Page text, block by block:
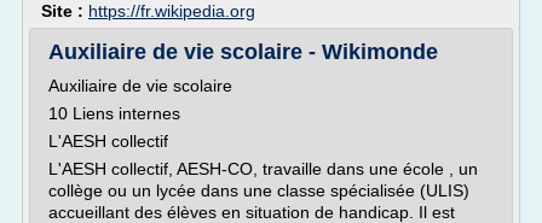
Site : https://fr.wikipedia.org
Auxiliaire de vie scolaire - Wikimonde
Auxiliaire de vie scolaire
10 Liens internes
L'AESH collectif
L'AESH collectif, AESH-CO, travaille dans une école , un
collège ou un lycée dans une classe spécialisée (ULIS)
accueillant des élèves en situation de handicap. Il est